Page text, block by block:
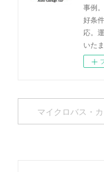
事例
好条
応。
いた
マイクロバス・